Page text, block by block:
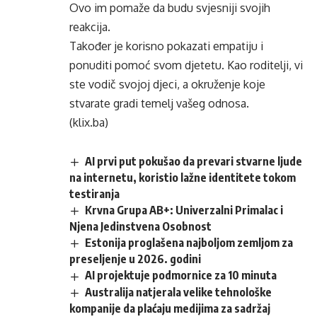
Ovo im pomaže da budu svjesniji svojih
reakcija.
Također je korisno pokazati empatiju i
ponuditi pomoć svom djetetu. Kao roditelji, vi
ste vodič svojoj djeci, a okruženje koje
stvarate gradi temelj vašeg odnosa.
(klix.ba)
AI prvi put pokušao da prevari stvarne ljude
na internetu, koristio lažne identitete tokom
testiranja
Krvna Grupa AB+: Univerzalni Primalac i
Njena Jedinstvena Osobnost
Estonija proglašena najboljom zemljom za
preseljenje u 2026. godini
AI projektuje podmornice za 10 minuta
Australija natjerala velike tehnološke
kompanije da plaćaju medijima za sadržaj